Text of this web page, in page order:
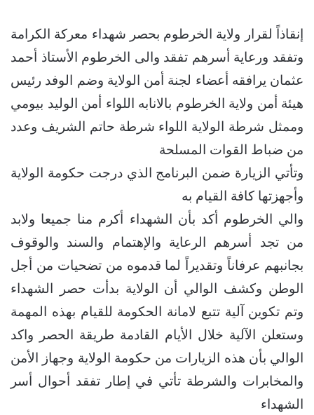
إنقاذاً لقرار ولاية الخرطوم بحصر شهداء معركة الكرامة
وتفقد ورعاية أسرهم تفقد والى الخرطوم الأستاذ أحمد
عثمان يرافقه أعضاء لجنة أمن الولاية وضم الوفد رئيس
هيئة أمن ولاية الخرطوم بالانابه اللواء أمن الوليد بيومي
وممثل شرطة الولاية اللواء شرطة حاتم الشريف وعدد
من ضباط القوات المسلحة
وتأتي الزيارة ضمن البرنامج الذي درجت حكومة الولاية
وأجهزتها كافة القيام به
والي الخرطوم أكد بأن الشهداء أكرم منا جميعا ولابد
من تجد أسرهم الرعاية والإهتمام والسند والوقوف
بجانبهم عرفاناً وتقديراً لما قدموه من تضحيات من أجل
الوطن وكشف الوالي أن الولاية بدأت حصر الشهداء
وتم تكوين آلية تتبع لامانة الحكومة للقيام بهذه المهمة
وستعلن الآلية خلال الأيام القادمة طريقة الحصر واكد
الوالي بأن هذه الزيارات من حكومة الولاية وجهاز الأمن
والمخابرات والشرطة تأتي في إطار تفقد أحوال أسر
الشهداء